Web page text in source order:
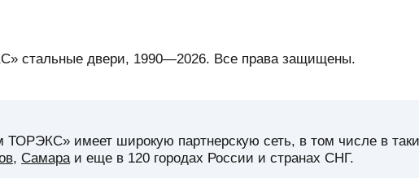
стальные двери, 1990—2026. Все права защищены.
имеет широкую партнерскую сеть, в том числе в
, Самараи еще в 120 городах России и странах СНГ.